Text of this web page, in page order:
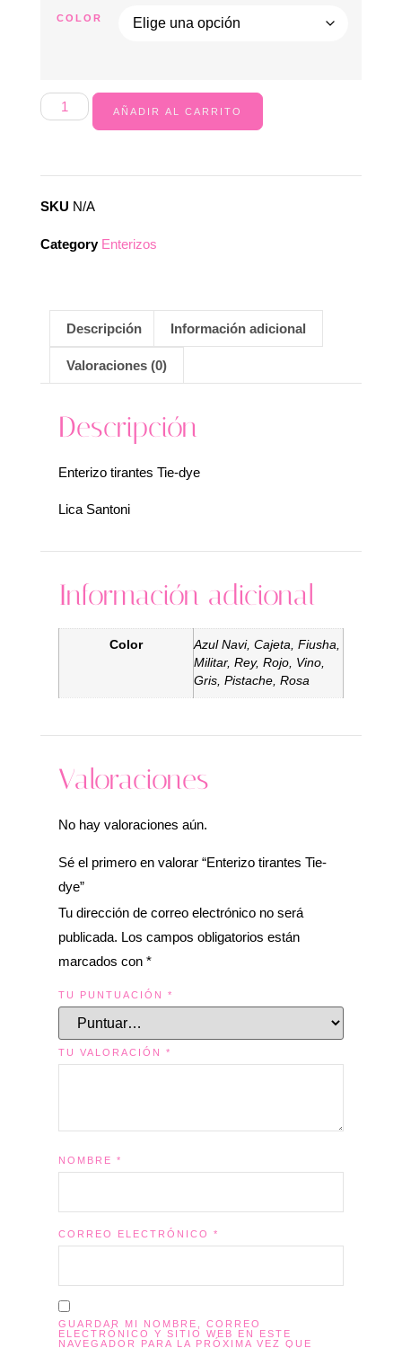
COLOR
AÑADIR AL CARRITO
SKU N/A
Category Enterizos
Descripción Información adicional
Valoraciones (0)
Descripción
Enterizo tirantes Tie-dye
Lica Santoni
Información adicional
Color
Azul Navi, Cajeta, Fiusha,
Militar, Rey, Rojo, Vino,
Gris, Pistache, Rosa
Valoraciones
No hay valoraciones aún.
Sé el primero en valorar “Enterizo tirantes Tie-
dye”
Tu dirección de correo electrónico no será
publicada. Los campos obligatorios están
marcados con *
TU PUNTUACIÓN *
TU VALORACIÓN *
NOMBRE *
CORREO ELECTRÓNICO *
GUARDAR MI NOMBRE, CORREO
ELECTRÓNICO Y SITIO WEB EN ESTE
NAVEGADOR PARA LA PRÓXIMA VEZ QUE